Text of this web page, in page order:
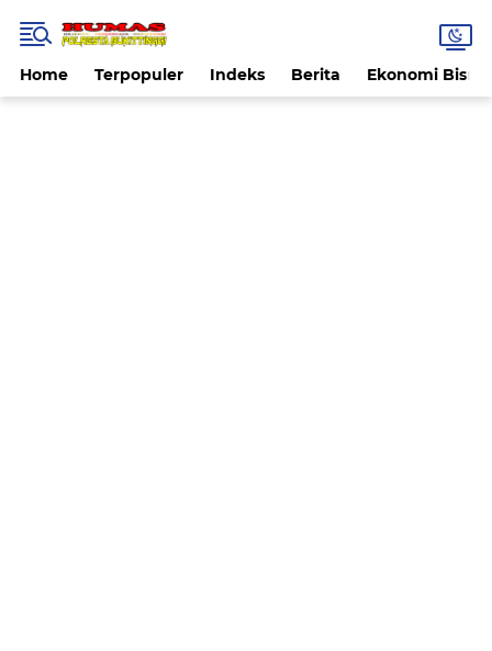
Home Terpopuler Indeks Berita Ekonomi Bisnis